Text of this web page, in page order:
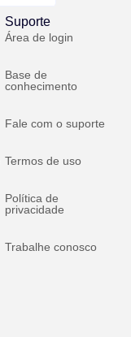
Suporte
Área de login
Base de
conhecimento
Fale com o suporte
Termos de uso
Política de
privacidade
Trabalhe conosco